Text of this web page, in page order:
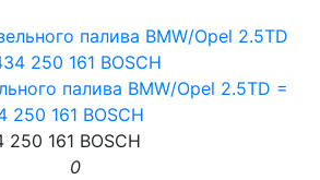
палива BMW/Opel 2.5TD =
250 161 BOSCH
161 BOSCH
0